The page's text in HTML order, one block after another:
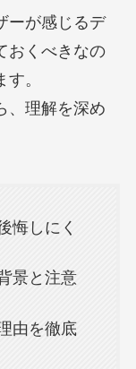
ーが感じるデ
おくべきなの
。
、理解を深め
悔しにく
景と注意
由を徹底